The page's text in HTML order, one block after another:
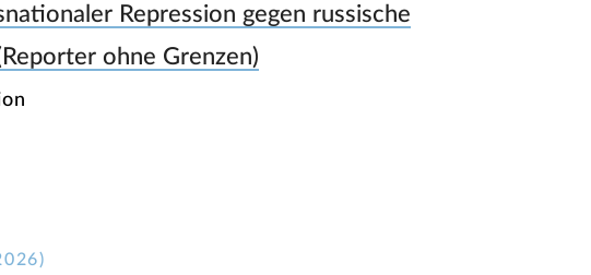
Repression gegen russische
ohne Grenzen)